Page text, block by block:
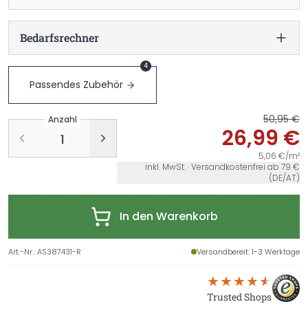
Bedarfsrechner
Passendes Zubehör
4
Anzahl 50,95 €
26,99 €
5,06 €/m²
inkl. MwSt. · Versandkostenfrei ab 79 €
(DE/AT)
In den Warenkorb
Art.-Nr.:AS387431-R Versandbereit: 1-3 Werktage
Trusted Shops